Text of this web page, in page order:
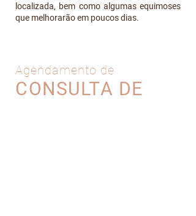
localizada, bem como algumas equimoses
que melhorarão em poucos dias.
Agendamento de
CONSULTA DE